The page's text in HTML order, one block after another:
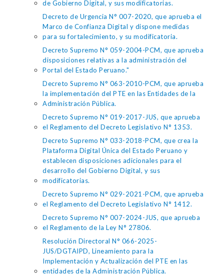
de Gobierno Digital, y sus modificatorias.
Decreto de Urgencia N° 007-2020, que aprueba el
Marco de Confianza Digital y dispone medidas
para su fortalecimiento, y su modificatoria.
Decreto Supremo N° 059-2004-PCM, que aprueba
disposiciones relativas a la administración del
Portal del Estado Peruano."
Decreto Supremo N° 063-2010-PCM, que aprueba
la implementación del PTE en las Entidades de la
Administración Pública.
Decreto Supremo N° 019-2017-JUS, que aprueba
el Reglamento del Decreto Legislativo N° 1353.
Decreto Supremo N° 033-2018-PCM, que crea la
Plataforma Digital Única del Estado Peruano y
establecen disposiciones adicionales para el
desarrollo del Gobierno Digital, y sus
modificatorias.
Decreto Supremo N° 029-2021-PCM, que aprueba
el Reglamento del Decreto Legislativo N° 1412.
Decreto Supremo N° 007-2024-JUS, que aprueba
el Reglamento de la Ley N° 27806.
Resolución Directoral N° 066-2025-
JUS/DGTAIPD, Lineamiento para la
Implementación y Actualización del PTE en las
entidades de la Administración Pública.